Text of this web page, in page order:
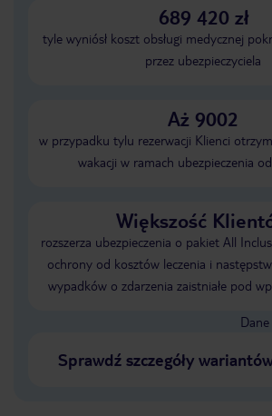
689 420 zł
tyle wyniósł koszt obsługi medycznej
przez ubezpieczyciela
Aż 9002
w przypadku tylu rezerwacji Klienci
wakacji w ramach ubezpieczenia
Większość
rozszerza ubezpieczenia o pakiet All
ochrony od kosztów leczenia i
wypadków o zdarzenia zaistniałe pod
Sprawdź szczegóły